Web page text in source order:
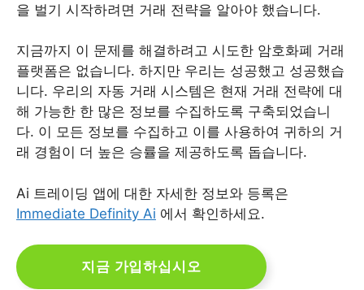
을 벌기 시작하려면 거래 전략을 알아야 했습니다.
지금까지 이 문제를 해결하려고 시도한 암호화폐 거래
플랫폼은 없습니다. 하지만 우리는 성공했고 성공했습
니다. 우리의 자동 거래 시스템은 현재 거래 전략에 대
해 가능한 한 많은 정보를 수집하도록 구축되었습니
다. 이 모든 정보를 수집하고 이를 사용하여 귀하의 거
래 경험이 더 높은 승률을 제공하도록 돕습니다.
Ai 트레이딩 앱에 대한 자세한 정보와 등록은
Immediate Definity Ai 에서 확인하세요.
지금 가입하십시오